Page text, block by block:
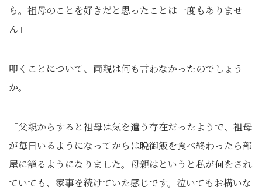
ら。祖母のことを好きだと思ったことは一度もありませ
ん」
叩くことについて、両親は何も言わなかったのでしょう
か。
「父親からすると祖母は気を遣う存在だったようで、祖母
が毎日いるようになってからは晩御飯を食べ終わったら部
屋に籠るようになりました。母親はというと私が何をされ
ていても、家事を続けていた感じです。泣いてもお構いな